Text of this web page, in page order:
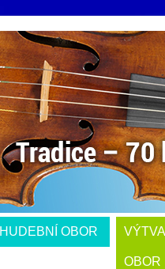
HUDEBNÍ OBOR
OBOR